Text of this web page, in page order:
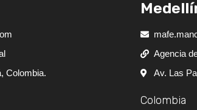
Colombia.
Agencia
Av. Las
Colombia